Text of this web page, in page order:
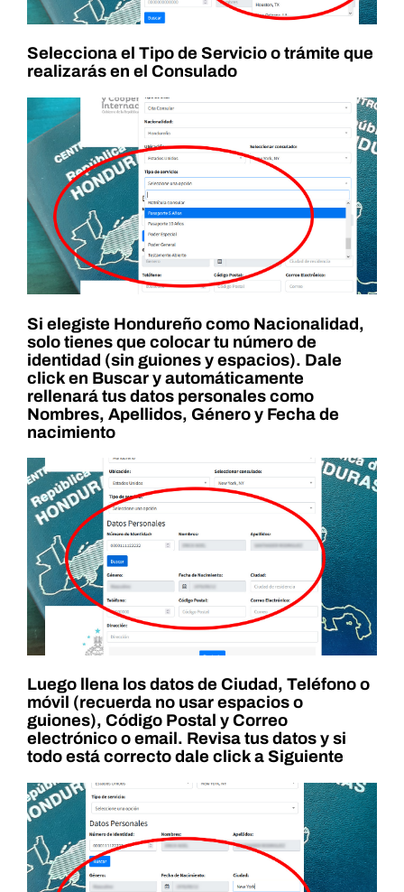
Selecciona el Tipo de Servicio o trámite que
realizarás en el Consulado
Si elegiste Hondureño como Nacionalidad,
solo tienes que colocar tu número de
identidad (sin guiones y espacios). Dale
click en Buscar y automáticamente
rellenará tus datos personales como
Nombres, Apellidos, Género y Fecha de
nacimiento
Luego llena los datos de Ciudad, Teléfono o
móvil (recuerda no usar espacios o
guiones), Código Postal y Correo
electrónico o email. Revisa tus datos y si
todo está correcto dale click a Siguiente